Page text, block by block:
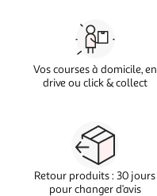
Vos courses à domicile, en
drive ou click & collect
Retour produits : 30 jours
pour changer d’avis